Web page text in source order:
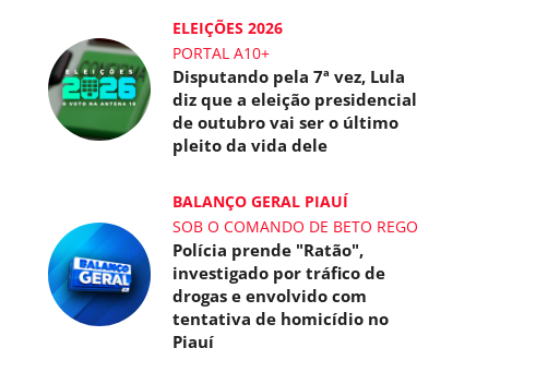
ELEIÇÕES 2026
PORTAL A10+
Disputando pela 7ª vez, Lula
diz que a eleição presidencial
de outubro vai ser o último
pleito da vida dele
BALANÇO GERAL PIAUÍ
SOB O COMANDO DE BETO REGO
Polícia prende "Ratão",
investigado por tráfico de
drogas e envolvido com
tentativa de homicídio no
Piauí